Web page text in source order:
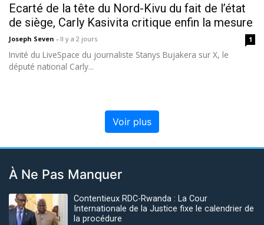
Ecarté de la tête du Nord-Kivu du fait de l’état
de siège, Carly Kasivita critique enfin la mesure
Joseph Seven - Il y a 2 jours 1
Invité du LiveSpace du journaliste Stanys Bujakera sur X, le
député national Carly...
Voir plus
À Ne Pas Manquer
Contentieux RDC-Rwanda : La Cour
Internationale de la Justice fixe le calendrier de
la procédure